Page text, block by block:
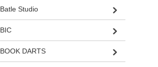
Batle Studio
BIC
BOOK DARTS